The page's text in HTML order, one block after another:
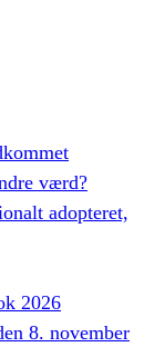
værd?
adopteret,
2026
8. november